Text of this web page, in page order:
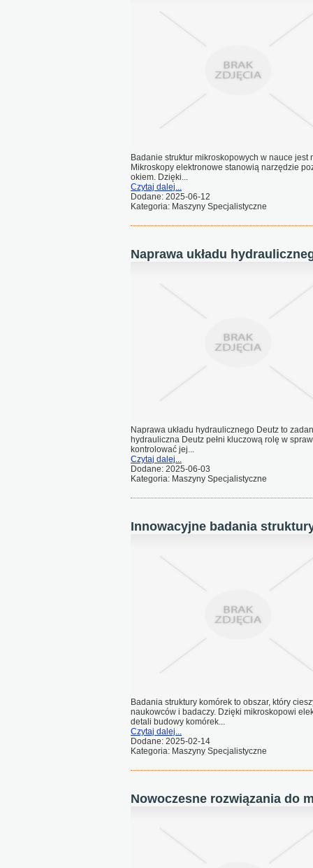
Badanie struktur mikroskopowych w nauce
Mikroskopy elektronowe stanowią narzędzie
okiem. Dzięki...
Czytaj dalej...
Dodane: 2025-06-12
Kategoria: Maszyny Specjalistyczne
Naprawa układu
Naprawa układu hydraulicznego Deutz to
hydrauliczna Deutz pełni kluczową rolę w
kontrolować jej...
Czytaj dalej...
Dodane: 2025-06-03
Kategoria: Maszyny Specjalistyczne
Innowacyjne badania
Badania struktury komórek to obszar, który
naukowców i badaczy. Dzięki mikroskopowi
detali budowy komórek...
Czytaj dalej...
Dodane: 2025-02-14
Kategoria: Maszyny Specjalistyczne
Nowoczesne rozwiązania do